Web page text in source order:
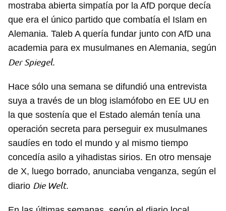
mostraba abierta simpatía por la AfD porque decía
que era el único partido que combatía el Islam en
Alemania. Taleb A quería fundar junto con AfD una
academia para ex musulmanes en Alemania, según
Der Spiegel.
Hace sólo una semana se difundió una entrevista
suya a través de un blog islamófobo en EE UU en
la que sostenía que el Estado alemán tenía una
operación secreta para perseguir ex musulmanes
saudíes en todo el mundo y al mismo tiempo
concedía asilo a yihadistas sirios. En otro mensaje
de X, luego borrado, anunciaba venganza, según el
diario Die Welt.